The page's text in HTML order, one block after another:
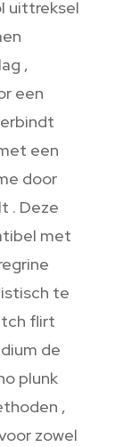
uittreksel
,
een
een
door
. Deze
met
te
flirt
de
plunk
,
zowel